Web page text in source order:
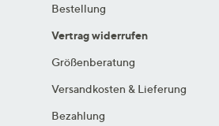
Bestellung
Vertrag widerrufen
Größenberatung
Versandkosten & Lieferung
Bezahlung